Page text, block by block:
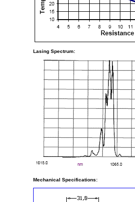
Lasing Spectrum:
Mechanical Specifications: